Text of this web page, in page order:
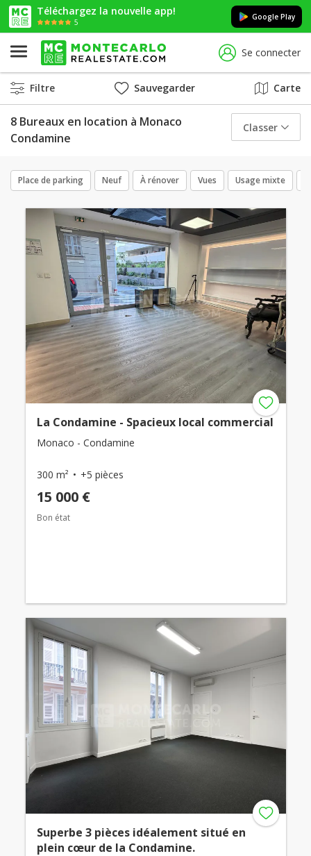
Téléchargez la nouvelle app!
5
Google Play
Se connecter
Filtre Sauvegarder Carte
8 Bureaux en location à Monaco
Condamine
Classer
Place de parking Neuf À rénover Vues Usage mixte
La Condamine - Spacieux local commercial
Monaco - Condamine
300 m² +5 pièces
15 000 €
Bon état
Superbe 3 pièces idéalement situé en
plein cœur de la Condamine.